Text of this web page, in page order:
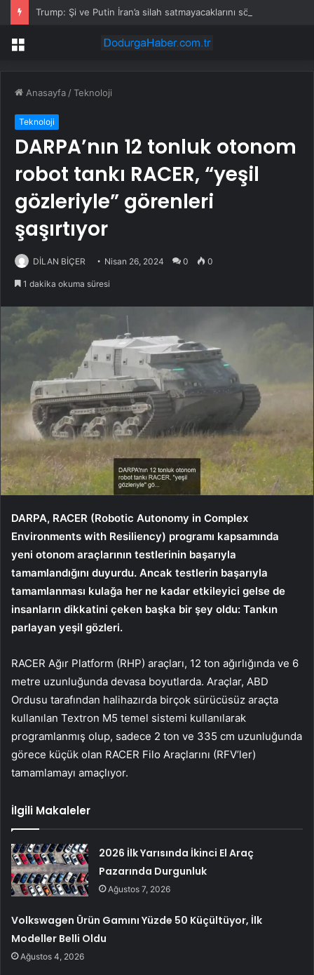
Trump: Şi ve Putin İran’a silah satmayacaklarını söyledi
Menü
Anasayfa /Teknoloji
Teknoloji
DARPA’nın 12 tonluk otonom
robot tankı RACER, “yeşil
gözleriyle” görenleri
şaşırtıyor
DİLAN BİÇER Nisan 26, 2024 0 0
1 dakika okuma süresi
DARPA, RACER (Robotic Autonomy in Complex
Environments with Resiliency) programı kapsamında
yeni otonom araçlarının testlerinin başarıyla
tamamlandığını duyurdu. Ancak testlerin başarıyla
tamamlanması kulağa her ne kadar etkileyici gelse de
insanların dikkatini çeken başka bir şey oldu: Tankın
parlayan yeşil gözleri.
RACER Ağır Platform (RHP) araçları, 12 ton ağırlığında ve 6
metre uzunluğunda devasa boyutlarda. Araçlar, ABD
Ordusu tarafından halihazırda birçok sürücüsüz araçta
kullanılan Textron M5 temel sistemi kullanılarak
programlanmış olup, sadece 2 ton ve 335 cm uzunluğunda
görece küçük olan RACER Filo Araçlarını (RFV’ler)
tamamlamayı amaçlıyor.
İlgili Makaleler
2026 İlk Yarısında İkinci El Araç
Pazarında Durgunluk
Ağustos 7, 2026
Volkswagen Ürün Gamını Yüzde 50 Küçültüyor, İlk
Modeller Belli Oldu
Ağustos 4, 2026